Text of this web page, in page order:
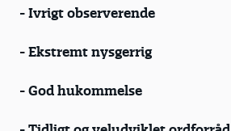
- Ivrigt observerende
- Ekstremt nysgerrig
- God hukommelse